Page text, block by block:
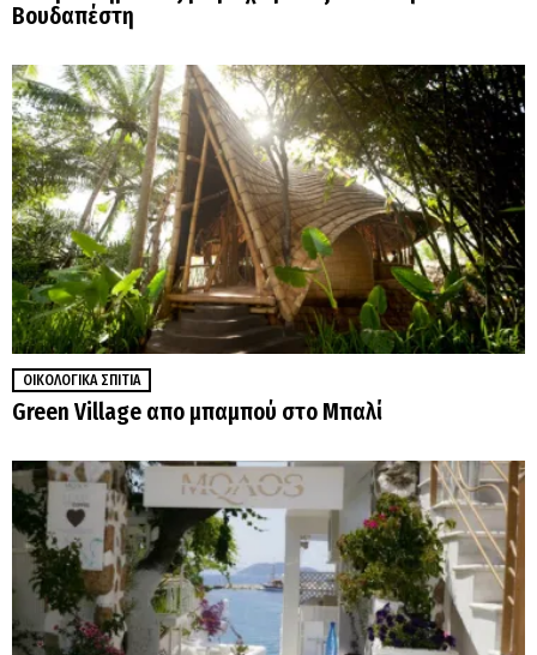
Βουδαπέστη
ΟΙΚΟΛΟΓΙΚΆ ΣΠΊΤΙΑ
Green Village απο μπαμπού στο Μπαλί